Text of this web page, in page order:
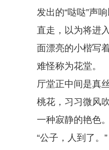
发出的“哒哒”声
直走，以为将进
面漂亮的小楷写
难怪称为花堂。
厅堂正中间是真
桃花，习习微风
一种寂静的艳色。
“公子，人到了。”